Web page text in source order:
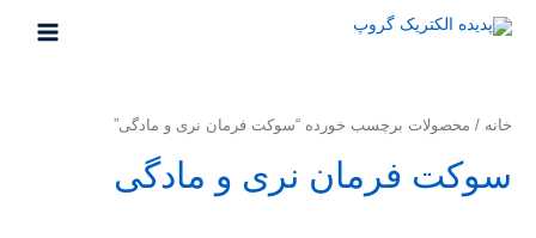
خانه / محصولات برچسب خورده “سوکت فرمان نری و مادگی”
سوکت فرمان نری و مادگی